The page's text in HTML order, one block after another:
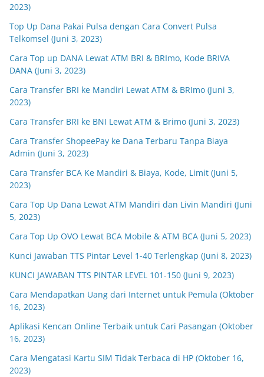
2023)
Top Up Dana Pakai Pulsa dengan Cara Convert Pulsa
Telkomsel (Juni 3, 2023)
Cara Top up DANA Lewat ATM BRI & BRImo, Kode BRIVA
DANA (Juni 3, 2023)
Cara Transfer BRI ke Mandiri Lewat ATM & BRImo (Juni 3,
2023)
Cara Transfer BRI ke BNI Lewat ATM & Brimo (Juni 3, 2023)
Cara Transfer ShopeePay ke Dana Terbaru Tanpa Biaya
Admin (Juni 3, 2023)
Cara Transfer BCA Ke Mandiri & Biaya, Kode, Limit (Juni 5,
2023)
Cara Top Up Dana Lewat ATM Mandiri dan Livin Mandiri (Juni
5, 2023)
Cara Top Up OVO Lewat BCA Mobile & ATM BCA (Juni 5, 2023)
Kunci Jawaban TTS Pintar Level 1-40 Terlengkap (Juni 8, 2023)
KUNCI JAWABAN TTS PINTAR LEVEL 101-150 (Juni 9, 2023)
Cara Mendapatkan Uang dari Internet untuk Pemula (Oktober
16, 2023)
Aplikasi Kencan Online Terbaik untuk Cari Pasangan (Oktober
16, 2023)
Cara Mengatasi Kartu SIM Tidak Terbaca di HP (Oktober 16,
2023)